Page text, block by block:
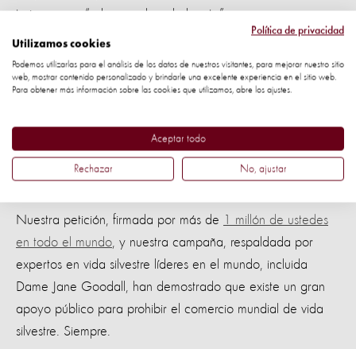
turismo, que “salvaguardan el planeta”.
Pero es vital que una prohibición global del comercio de
vida silvestre, incluida la prohibición del uso de la vida
silvestre en el entretenimiento, esté incluida en cualquier
La pelea no ha terminado
Nuestra petición, firmada por más de 1 millón de ustedes
en todo el mundo , y nuestra campaña, respaldada por
expertos en vida silvestre líderes en el mundo, incluida
Dame Jane Goodall, han demostrado que existe un gran
apoyo público para prohibir el comercio mundial de vida
silvestre. Siempre.
Política de privacidad
Utilizamos cookies
Podemos utilizarlas para el análisis de los datos de nuestros visitantes, para mejorar nuestro sitio
web, mostrar contenido personalizado y brindarle una excelente experiencia en el sitio web.
Para obtener más información sobre las cookies que utilizamos, abre los ajustes.
Aceptar todo
Rechazar No, ajustar